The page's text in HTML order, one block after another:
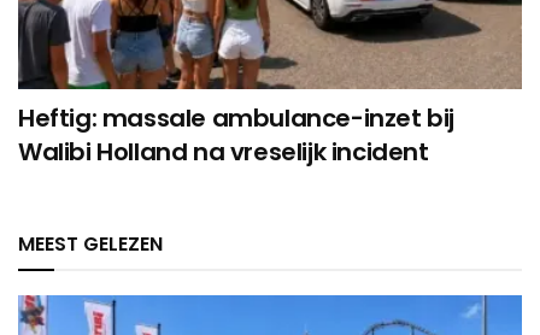
Heftig: massale ambulance-inzet bij
Walibi Holland na vreselijk incident
MEEST GELEZEN